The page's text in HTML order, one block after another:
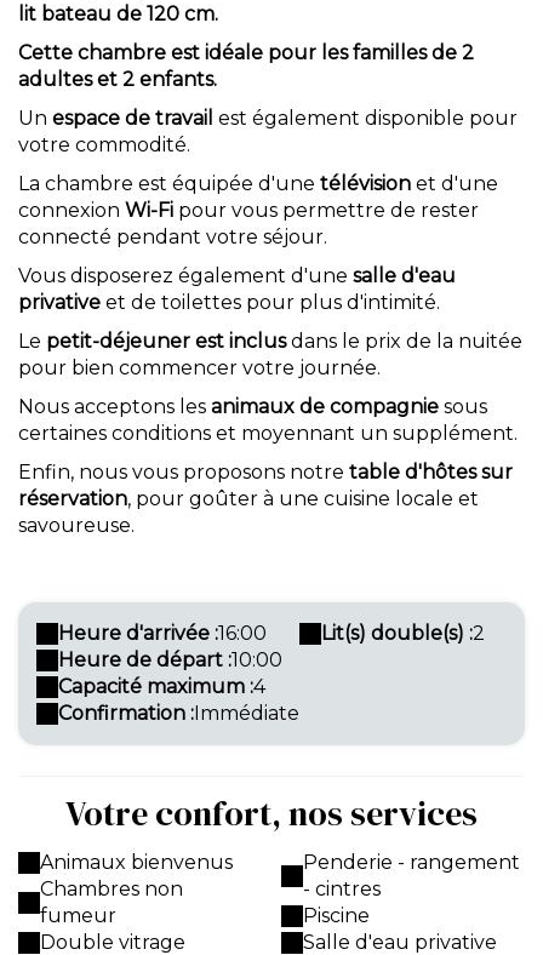
lit bateau de 120 cm.
Cette chambre est idéale pour les familles de 2
adultes et 2 enfants.
Un espace de travail est également disponible pour
votre commodité.
La chambre est équipée d'une télévision et d'une
connexion Wi-Fi pour vous permettre de rester
connecté pendant votre séjour.
Vous disposerez également d'une salle d'eau
privative et de toilettes pour plus d'intimité.
Le petit-déjeuner est inclusdans le prix de la nuitée
pour bien commencer votre journée.
Nous acceptons les animaux de compagnie sous
certaines conditions et moyennant un supplément.
Enfin, nous vous proposons notre table d'hôtes sur
réservation, pour goûter à une cuisine locale et
savoureuse.
Heure d'arrivée :16:00
Heure de départ :10:00
Capacité maximum :4
Confirmation :Immédiate
Lit(s) double(s) :2
Votre confort, nos services
Animaux bienvenus
Chambres non
fumeur
Double vitrage
Penderie - rangement
- cintres
Piscine
Salle d'eau privative